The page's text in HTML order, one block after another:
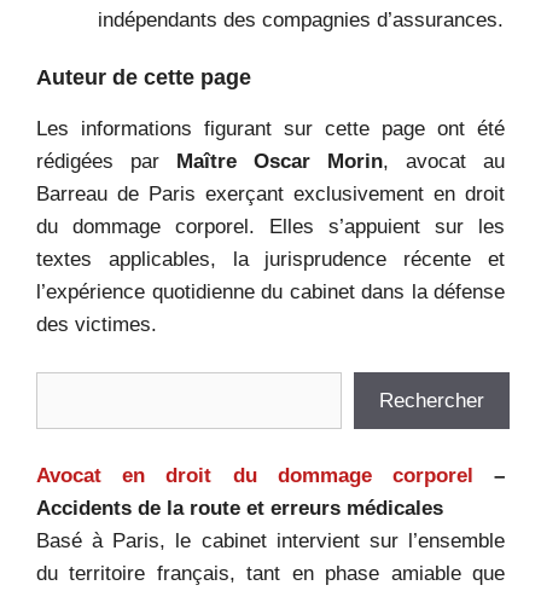
indépendants des compagnies d’assurances.
Auteur de cette page
Les informations figurant sur cette page ont été
rédigées par
Maître Oscar Morin, avocat au
Barreau de Paris exerçant exclusivement en droit
du dommage corporel. Elles s’appuient sur les
textes applicables, la jurisprudence récente et
l’expérience quotidienne du cabinet dans la défense
des victimes.
Rechercher
Avocat en droit du dommage corporel
–
Accidents de la route et erreurs médicales
Basé à Paris, le cabinet intervient sur l’ensemble
du territoire français, tant en phase amiable que